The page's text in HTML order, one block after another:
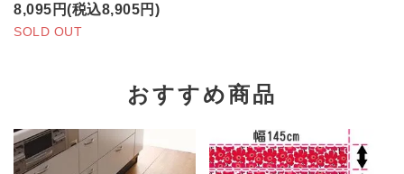
8,095円(税込8,905円)
SOLD OUT
おすすめ商品